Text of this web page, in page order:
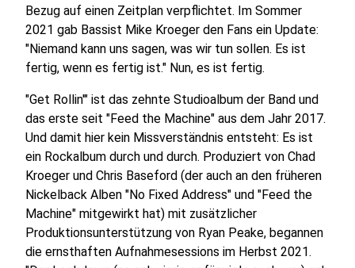
Bezug auf einen Zeitplan verpflichtet. Im Sommer
2021 gab Bassist Mike Kroeger den Fans ein Update:
"Niemand kann uns sagen, was wir tun sollen. Es ist
fertig, wenn es fertig ist." Nun, es ist fertig.
"Get Rollin'" ist das zehnte Studioalbum der Band und
das erste seit "Feed the Machine" aus dem Jahr 2017.
Und damit hier kein Missverständnis entsteht: Es ist
ein Rockalbum durch und durch. Produziert von Chad
Kroeger und Chris Baseford (der auch an den früheren
Nickelback Alben "No Fixed Address" und "Feed the
Machine" mitgewirkt hat) mit zusätzlicher
Produktionsunterstützung von Ryan Peake, begannen
die ernsthaften Aufnahmesessions im Herbst 2021.